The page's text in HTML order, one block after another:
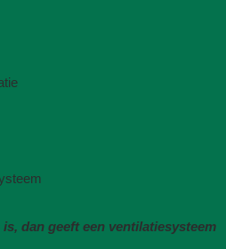
dan geeft een ventilatiesysteem